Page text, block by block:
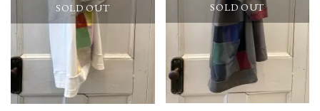
SOLD OUT SOLD OUT